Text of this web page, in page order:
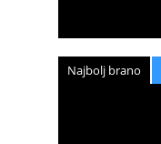
Najbolj brano